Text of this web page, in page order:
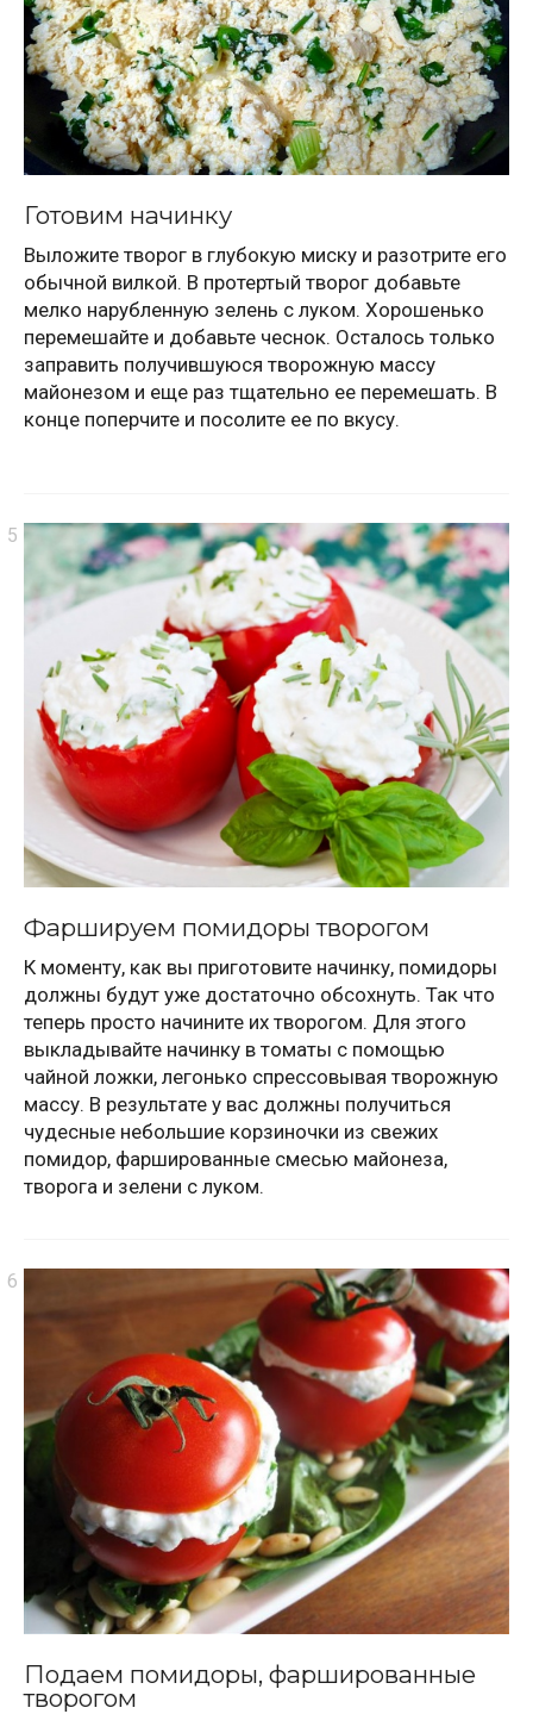
Готовим начинку
Выложите творог в глубокую миску и разотрите его
обычной вилкой. В протертый творог добавьте
мелко нарубленную зелень с луком. Хорошенько
перемешайте и добавьте чеснок. Осталось только
заправить получившуюся творожную массу
майонезом и еще раз тщательно ее перемешать. В
конце поперчите и посолите ее по вкусу.
Фаршируем помидоры творогом
К моменту, как вы приготовите начинку, помидоры
должны будут уже достаточно обсохнуть. Так что
теперь просто начините их творогом. Для этого
выкладывайте начинку в томаты с помощью
чайной ложки, легонько спрессовывая творожную
массу. В результате у вас должны получиться
чудесные небольшие корзиночки из свежих
помидор, фаршированные смесью майонеза,
творога и зелени с луком.
Подаем помидоры, фаршированные
творогом